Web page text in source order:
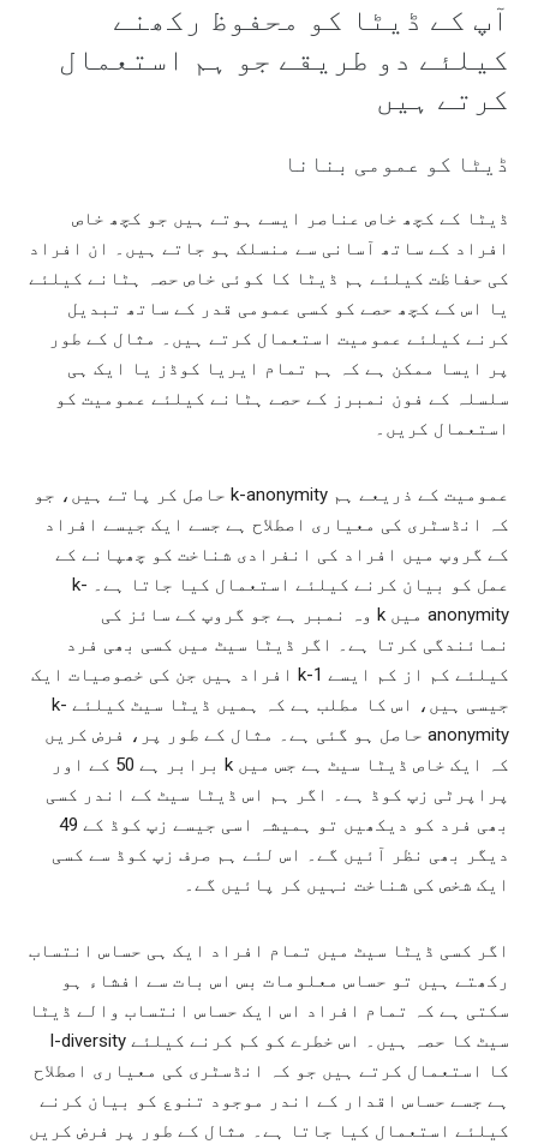
آپ کے ڈیٹا کو محفوظ رکھنے
کیلئے دو طریقے جو ہم استعمال
کرتے ہیں
ڈیٹا کو عمومی بنانا
ڈیٹا کے کچھ خاص عناصر ایسے ہوتے ہیں جو کچھ خاص
افراد کے ساتھ آسانی سے منسلک ہو جاتے ہیں۔ ان افراد
کی حفاظت کیلئے ہم ڈیٹا کا کوئی خاص حصہ ہٹانے کیلئے
یا اس کے کچھ حصے کو کسی عمومی قدر کے ساتھ تبدیل
کرنے کیلئے عمومیت استعمال کرتے ہیں۔ مثال کے طور
پر ایسا ممکن ہے کہ ہم تمام ایریا کوڈز یا ایک ہی
سلسلہ کے فون نمبرز کے حصے ہٹانے کیلئے عمومیت کو
استعمال کریں۔
عمومیت کے ذریعے ہم k-anonymity حاصل کر پاتے ہیں، جو
کہ انڈسٹری کی معیاری اصطلاح ہے جسے ایک جیسے افراد
کے گروپ میں افراد کی انفرادی شناخت کو چھپانے کے
عمل کو بیان کرنے کیلئے استعمال کیا جاتا ہے۔ k-
anonymity میں k وہ نمبر ہے جو گروپ کے سائز کی
نمائندگی کرتا ہے۔ اگر ڈیٹا سیٹ میں کسی بھی فرد
کیلئے کم از کم ایسے k-1 افراد ہیں جن کی خصوصیات ایک
جیسی ہیں، اس کا مطلب ہے کہ ہمیں ڈیٹا سیٹ کیلئے k-
anonymity حاصل ہو گئی ہے۔ مثال کے طور پر، فرض کریں
کہ ایک خاص ڈیٹا سیٹ ہے جس میں k برابر ہے 50 کے اور
پراپرٹی زپ کوڈ ہے۔ اگر ہم اس ڈیٹا سیٹ کے اندر کسی
بھی فرد کو دیکھیں تو ہمیشہ اسی جیسے زپ کوڈ کے 49
دیگر بھی نظر آئیں گے۔ اس لئے ہم صرف زپ کوڈ سے کسی
ایک شخص کی شناخت نہیں کر پائیں گے۔
اگر کسی ڈیٹا سیٹ میں تمام افراد ایک ہی حساس انتساب
رکھتے ہیں تو حساس معلومات بس اس بات سے افشاء ہو
سکتی ہے کہ تمام افراد اس ایک حساس انتساب والے ڈیٹا
سیٹ کا حصہ ہیں۔ اس خطرے کو کم کرنے کیلئے l-diversity
کا استعمال کرتے ہیں جو کہ انڈسٹری کی معیاری اصطلاح
ہے جسے حساس اقدار کے اندر موجود تنوع کو بیان کرنے
کیلئے استعمال کیا جاتا ہے۔ مثال کے طور پر فرض کریں